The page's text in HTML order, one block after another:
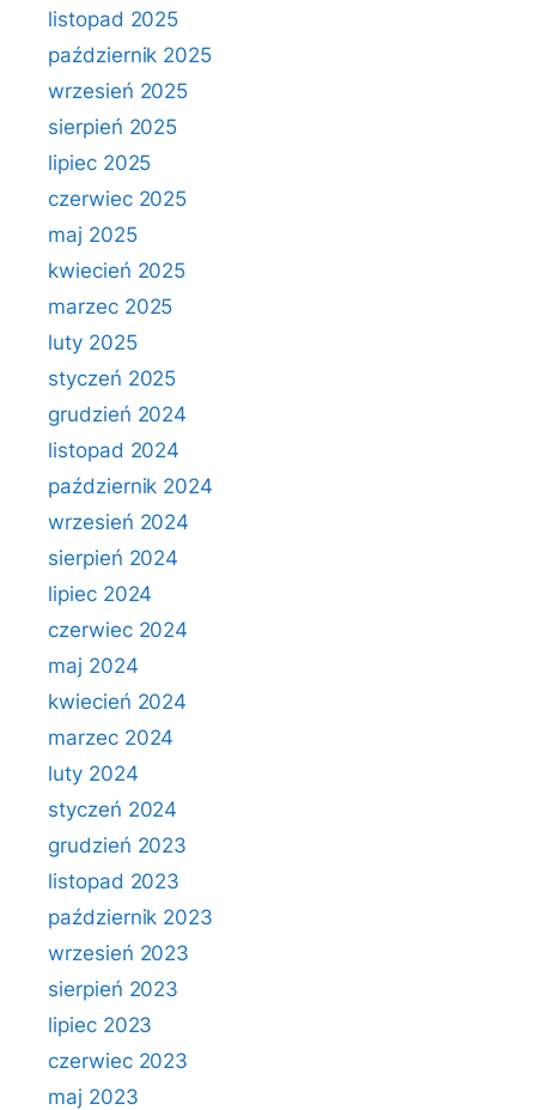
listopad 2025
październik 2025
wrzesień 2025
sierpień 2025
lipiec 2025
czerwiec 2025
maj 2025
kwiecień 2025
marzec 2025
luty 2025
styczeń 2025
grudzień 2024
listopad 2024
październik 2024
wrzesień 2024
sierpień 2024
lipiec 2024
czerwiec 2024
maj 2024
kwiecień 2024
marzec 2024
luty 2024
styczeń 2024
grudzień 2023
listopad 2023
październik 2023
wrzesień 2023
sierpień 2023
lipiec 2023
czerwiec 2023
maj 2023